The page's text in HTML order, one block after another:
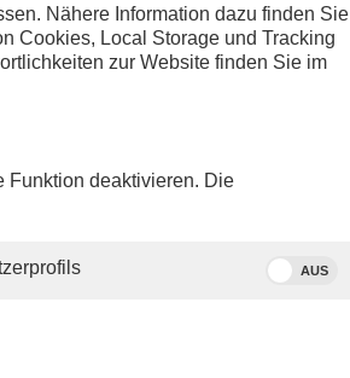
Teilen
Nähere Information dazu finden Sie
Cookies, Local Storage und Tracking
zur Website finden Sie im
Funktion deaktivieren. Die
AUS